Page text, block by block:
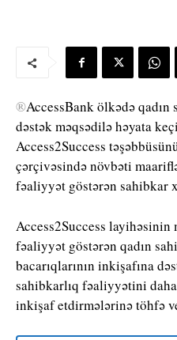
®AccessBank ölkədə qadın
dəstək məqsədilə həyata
Access2Success
çərçivəsində növbəti
fəaliyyət göstərən sahibkar
Access2Success
fəaliyyət göstərən qadın
bacarıqlarının inkişafına
sahibkarlıq fəaliyyətini
inkişaf etdirmələrinə töhfə